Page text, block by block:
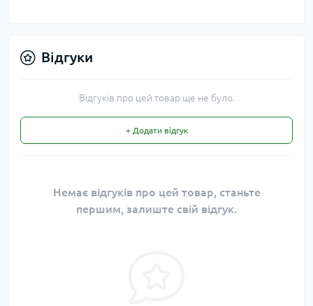
Відгуки
Відгуків про цей товар ще не було.
+ Додати відгук
Немає відгуків про цей товар, станьте
першим, залиште свій відгук.